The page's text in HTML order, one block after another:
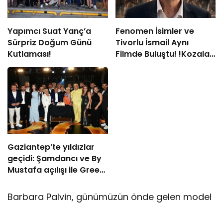
Yapımcı Suat Yanç’a
Sürpriz Doğum Günü
Kutlaması!
Fenomen İsimler ve
Tivorlu İsmail Aynı
Filmde Buluştu! !Kozalak
Gaziantep’te yıldızlar
geçidi: Şamdancı ve By
Mustafa açılışı ile Green
Barbara Palvin, günümüzün önde gelen model